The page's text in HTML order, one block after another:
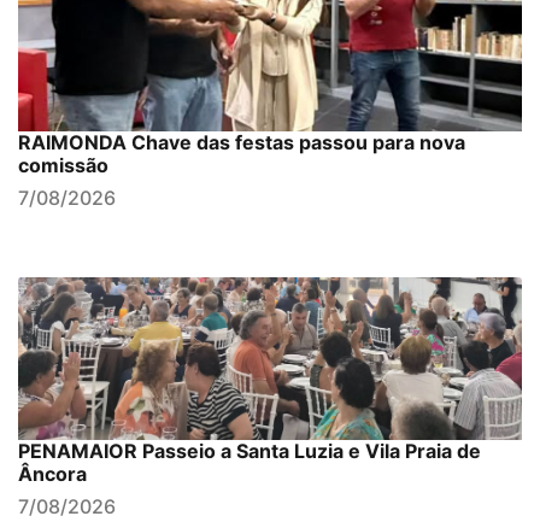
RAIMONDA Chave das festas passou para nova
comissão
7/08/2026
PENAMAIOR Passeio a Santa Luzia e Vila Praia de
Âncora
7/08/2026